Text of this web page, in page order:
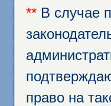
** В случае
право на